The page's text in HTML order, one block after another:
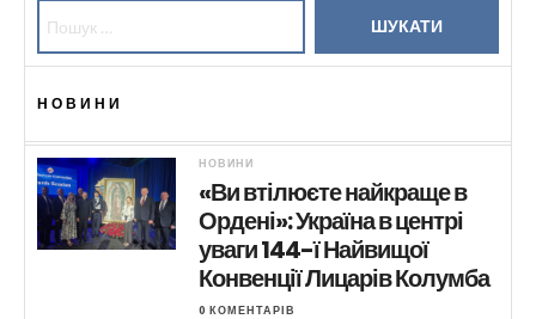
НОВИНИ
НОВИНИ
«Ви втілюєте найкраще в
Ордені»: Україна в центрі
уваги 144-ї Найвищої
Конвенції Лицарів Колумба
0 КОМЕНТАРІВ